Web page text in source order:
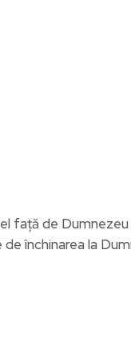
de Dumnezeu
închinarea la